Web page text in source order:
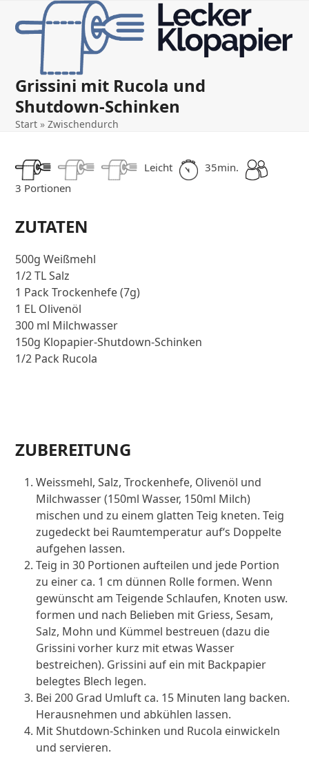
Open
mobile
menu
Close
mobile
menu
Grissini mit Rucola und
Shutdown-Schinken
Start »Zwischendurch
Leicht
35min.
3 Portionen
ZUTATEN
500g Weißmehl
1/2 TL Salz
1 Pack Trockenhefe (7g)
1 EL Olivenöl
300 ml Milchwasser
150g Klopapier-Shutdown-Schinken
1/2 Pack Rucola
ZUBEREITUNG
Weissmehl, Salz, Trockenhefe, Olivenöl und
Milchwasser (150ml Wasser, 150ml Milch)
mischen und zu einem glatten Teig kneten. Teig
zugedeckt bei Raumtemperatur auf‘s Doppelte
aufgehen lassen.
Teig in 30 Portionen aufteilen und jede Portion
zu einer ca. 1 cm dünnen Rolle formen. Wenn
gewünscht am Teigende Schlaufen, Knoten usw.
formen und nach Belieben mit Griess, Sesam,
Salz, Mohn und Kümmel bestreuen (dazu die
Grissini vorher kurz mit etwas Wasser
bestreichen). Grissini auf ein mit Backpapier
belegtes Blech legen.
Bei 200 Grad Umluft ca. 15 Minuten lang backen.
Herausnehmen und abkühlen lassen.
Mit Shutdown-Schinken und Rucola einwickeln
und servieren.